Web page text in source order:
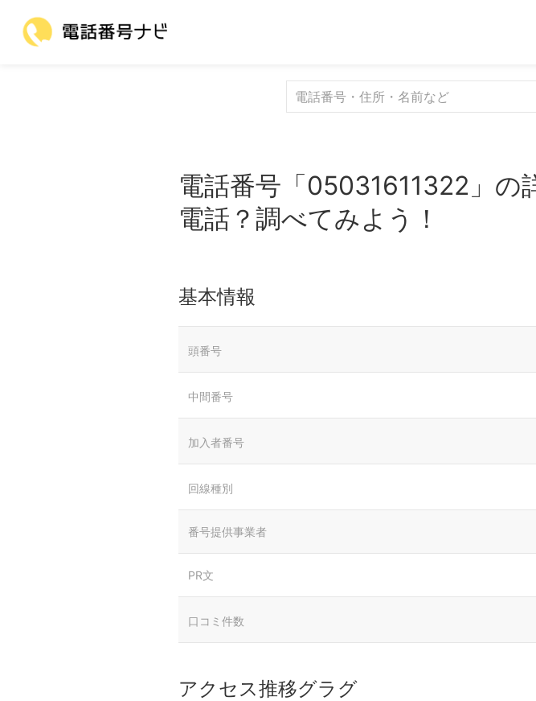
電話番号「05031611322」の
電話？調べてみよう！
基本情報
頭番号
中間番号
加入者番号
回線種別
番号提供事業者
PR文
口コミ件数
アクセス推移グラグ